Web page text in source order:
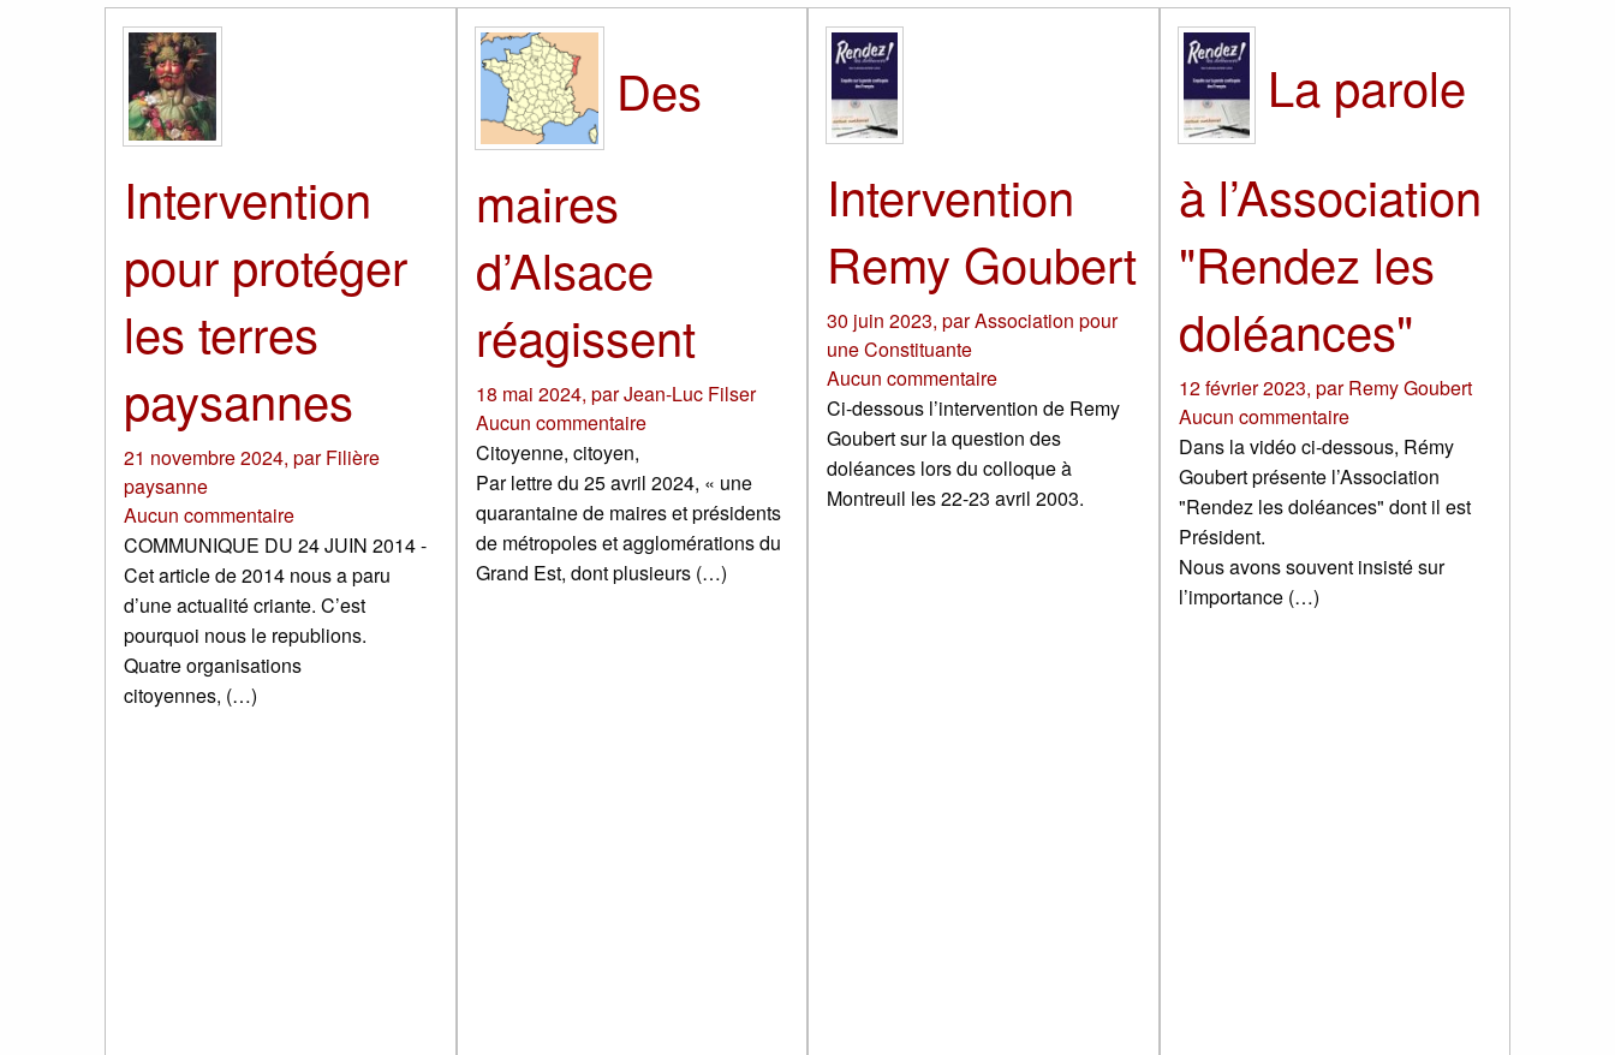
Intervention
pour protéger
les terres
paysannes
21 novembre 2024, parFilière
paysanne
Aucun commentaire
COMMUNIQUE DU 24 JUIN 2014 -
Cet article de 2014 nous a paru
d’une actualité criante. C’est
pourquoi nous le republions.
Quatre organisations
citoyennes, (…)
Des
maires
d’Alsace
réagissent
18 mai 2024, parJean-Luc Filser
Aucun commentaire
Citoyenne, citoyen,
Par lettre du 25 avril 2024, « une
quarantaine de maires et présidents
de métropoles et agglomérations du
Grand Est, dont plusieurs (…)
Intervention
Remy Goubert
30 juin 2023, parAssociation pour
une Constituante
Aucun commentaire
Ci-dessous l’intervention de Remy
Goubert sur la question des
doléances lors du colloque à
Montreuil les 22-23 avril 2003.
La parole
à l’Association
"Rendez les
doléances"
12 février 2023, parRemy Goubert
Aucun commentaire
Dans la vidéo ci-dessous, Rémy
Goubert présente l’Association
"Rendez les doléances" dont il est
Président.
Nous avons souvent insisté sur
l’importance (…)